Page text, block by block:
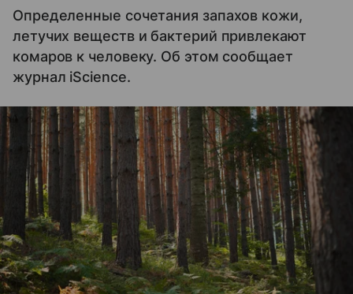
Определенные сочетания запахов кожи,
летучих веществ и бактерий привлекают
комаров к человеку. Об этом сообщает
журнал iScience.